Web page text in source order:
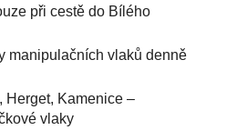
při cestě do Bílého
manipulačních vlaků denně
Kamenice –
vlaky